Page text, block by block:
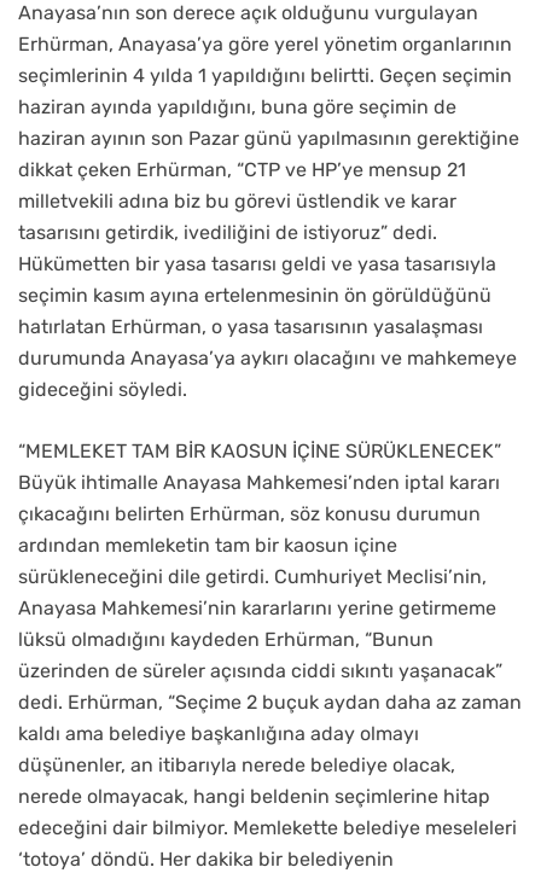
Anayasa’nın son derece açık olduğunu vurgulayan
Erhürman, Anayasa’ya göre yerel yönetim organlarının
seçimlerinin 4 yılda 1 yapıldığını belirtti. Geçen seçimin
haziran ayında yapıldığını, buna göre seçimin de
haziran ayının son Pazar günü yapılmasının gerektiğine
dikkat çeken Erhürman, “CTP ve HP’ye mensup 21
milletvekili adına biz bu görevi üstlendik ve karar
tasarısını getirdik, ivediliğini de istiyoruz” dedi.
Hükümetten bir yasa tasarısı geldi ve yasa tasarısıyla
seçimin kasım ayına ertelenmesinin ön görüldüğünü
hatırlatan Erhürman, o yasa tasarısının yasalaşması
durumunda Anayasa’ya aykırı olacağını ve mahkemeye
gideceğini söyledi.
“MEMLEKET TAM BİR KAOSUN İÇİNE SÜRÜKLENECEK”
Büyük ihtimalle Anayasa Mahkemesi’nden iptal kararı
çıkacağını belirten Erhürman, söz konusu durumun
ardından memleketin tam bir kaosun içine
sürükleneceğini dile getirdi. Cumhuriyet Meclisi’nin,
Anayasa Mahkemesi’nin kararlarını yerine getirmeme
lüksü olmadığını kaydeden Erhürman, “Bunun
üzerinden de süreler açısında ciddi sıkıntı yaşanacak”
dedi. Erhürman, “Seçime 2 buçuk aydan daha az zaman
kaldı ama belediye başkanlığına aday olmayı
düşünenler, an itibarıyla nerede belediye olacak,
nerede olmayacak, hangi beldenin seçimlerine hitap
edeceğini dair bilmiyor. Memlekette belediye meseleleri
‘totoya’ döndü. Her dakika bir belediyenin